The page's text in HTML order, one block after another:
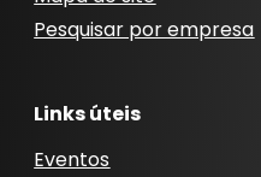
Pesquisar por empresa
Links úteis
Eventos